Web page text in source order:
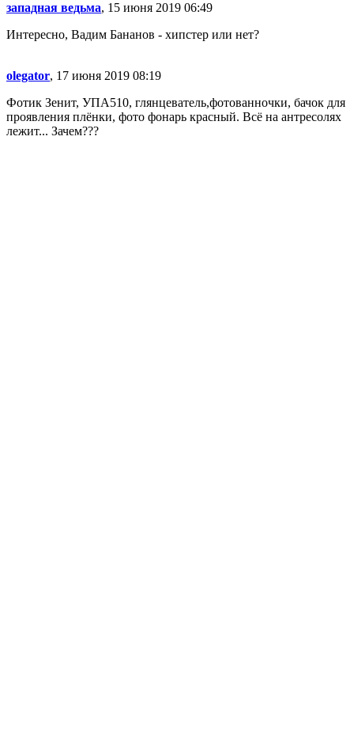
западная ведьма, 15 июня 2019 06:49
Интересно, Вадим Бананов - хипстер или нет?
olegator, 17 июня 2019 08:19
Фотик Зенит, УПА510, глянцеватель,фотованночки, бачок для
проявления плёнки, фото фонарь красный. Всё на антресолях
лежит... Зачем???